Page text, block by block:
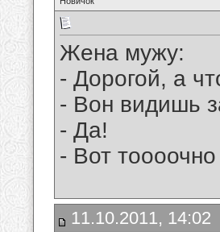
Жена мужу:
- Дорогой, а
- Вон видишь
- Да!
- Вот тоооочно
11.10.2011, 14:02